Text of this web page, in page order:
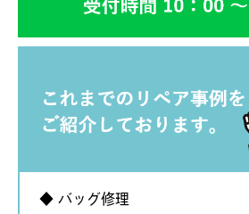
◆ バッグ修理